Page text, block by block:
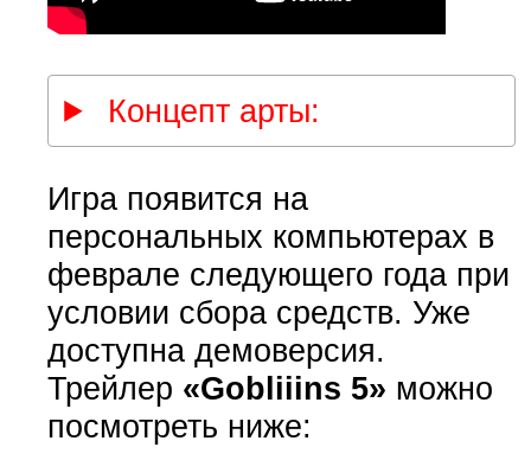
Концепт арты:
Игра появится на
персональных компьютерах в
феврале следующего года при
условии сбора средств. Уже
доступна демоверсия.
Трейлер «Gobliiins 5» можно
посмотреть ниже: